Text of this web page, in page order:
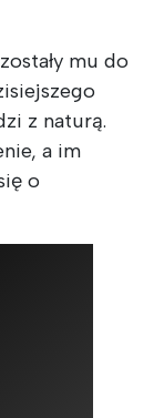
mu do
z naturą.
a im
o